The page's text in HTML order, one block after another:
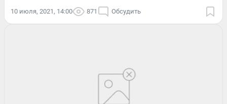
10 июля, 2021, 14:00 871 Обсудить